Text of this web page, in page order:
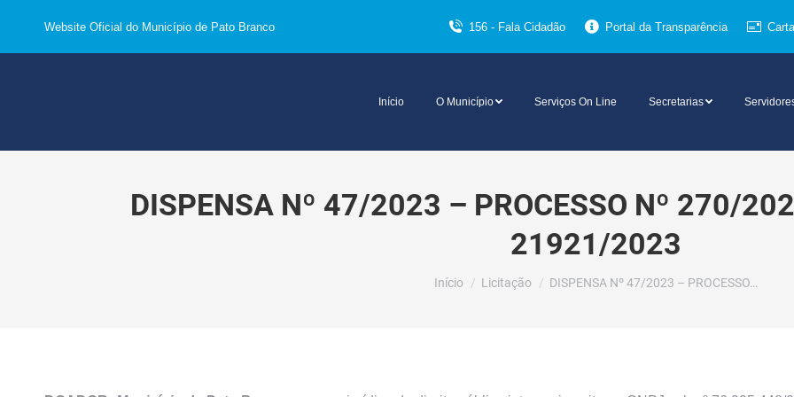
Website Oficial do Município de Pato Branco 156 - Fala Cidadão Portal da Transparência
Início O Município Serviços On Line Secretarias
DISPENSA Nº 47/2023 – PROCESSO Nº 270/
21921/2023
Você está aqui:
Início Licitação DISPENSA Nº 47/2023 – PROCESSO…